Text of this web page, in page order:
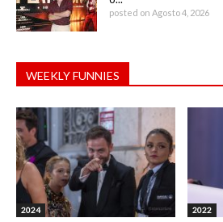
posted on Agosto 4, 2026
WEEKLY FUNNIES
2024 2022